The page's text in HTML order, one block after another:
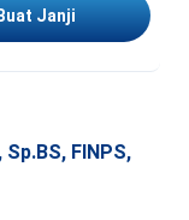
Buat Janji
FINPS,